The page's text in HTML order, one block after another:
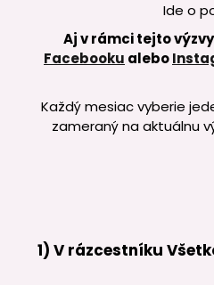
Ide o
Aj v rámci tejto
Facebooku alebo
Každý mesiac vyberie
zameraný na aktuálnu
1) V rázcestníku